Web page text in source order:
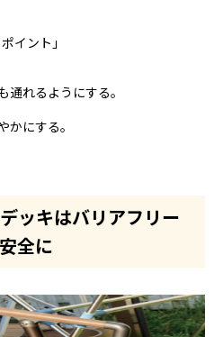
イント」
通れるようにする。
かにする。
ッキはバリアフリー
全に